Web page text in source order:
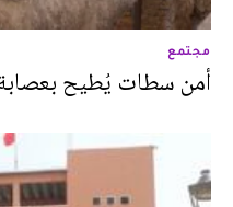
مجتمع
أمن سطات يُطيح بعصابة